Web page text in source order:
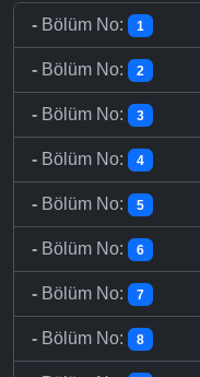
- Bölüm No: 1
- Bölüm No: 2
- Bölüm No: 3
- Bölüm No: 4
- Bölüm No: 5
- Bölüm No: 6
- Bölüm No: 7
- Bölüm No: 8